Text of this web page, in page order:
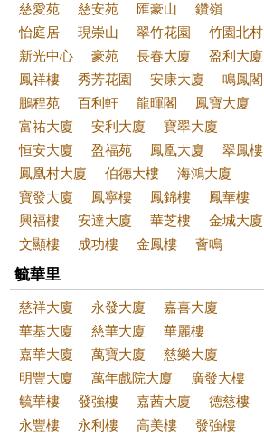
慈愛苑 慈安苑 匯豪山
鑽嶺
怡庭居
現崇山 翠竹花園
竹園北村
新光中心
豪苑 長春大廈
盈利大廈
鳳祥樓
秀芳花園 安康大廈
鳴鳳閣
鵬程苑
百利軒 龍暉閣
鳳寶大廈
富祐大廈
安利大廈
寶翠大廈
恒安大廈
盈福苑 鳳凰大廈
翠鳳樓
鳳凰村大廈
伯德大樓
海鴻大廈
寶發大廈
鳳寧樓 鳳錦樓
鳳華樓
興福樓
安達大廈 華芝樓
金城大廈
文顯樓
成功樓 金鳳樓 薈鳴
毓華里
慈祥大廈 永發大廈
嘉喜大廈
華基大廈
慈華大廈
華麗樓
嘉華大廈
萬寶大廈
慈樂大廈
明豐大廈
萬年戲院大廈
廣發大樓
毓華樓
發強樓 嘉茜大廈
德慈樓
永豐樓
永利樓 高美樓 發強樓